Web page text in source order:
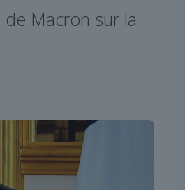
de Macron sur la